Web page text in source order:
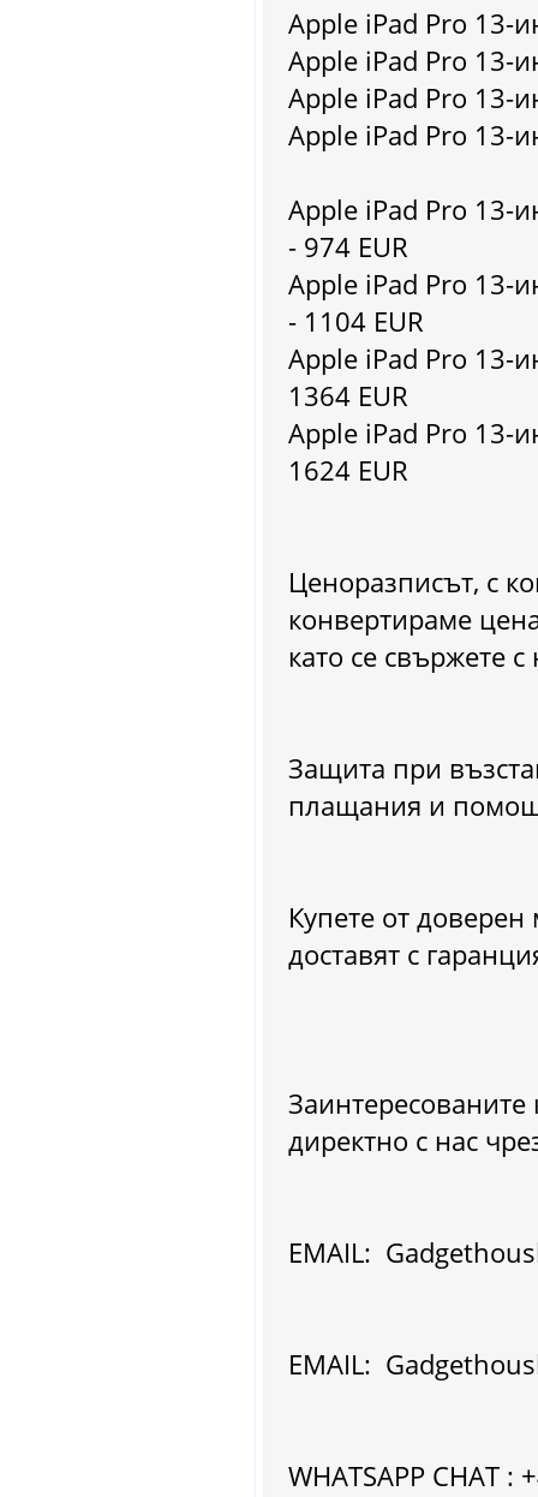
Apple iPad Pro 13-
Apple iPad Pro 13-
Apple iPad Pro 13-
Apple iPad Pro 13-
Apple iPad Pro 13-
- 974 EUR
Apple iPad Pro 13-
- 1104 EUR
Apple iPad Pro 13-
1364 EUR
Apple iPad Pro 13-
1624 EUR
Ценоразписът, с
конвертираме
като се свържете
Защита при
плащания и
Купете от
доставят с
Заинтересованите
директно с нас
EMAIL:
EMAIL:
WHATSAPP CHAT